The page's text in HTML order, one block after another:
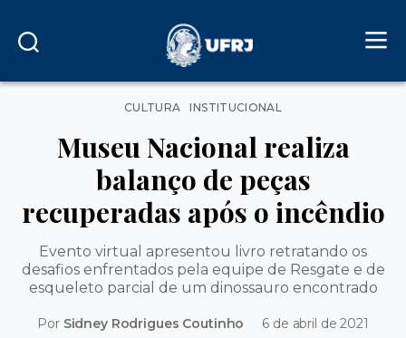
Categorias
CULTURA INSTITUCIONAL
Museu Nacional realiza
balanço de peças
recuperadas após o incêndio
Evento virtual apresentou livro retratando os
desafios enfrentados pela equipe de Resgate e de
esqueleto parcial de um dinossauro encontrado
Por Sidney Rodrigues Coutinho 6 de abril de 2021